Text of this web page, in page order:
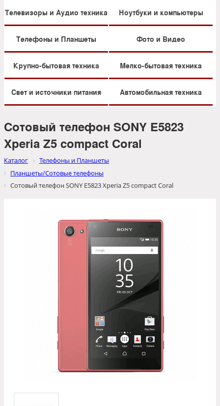
Телевизоры и Аудио техника Ноутбуки и компьютеры
Телефоны и Планшеты Фото и Видео
Крупно-бытовая техника Мелко-бытовая техника
Свет и источники питания Автомобильная техника
Сотовый телефон SONY E5823
Xperia Z5 compact Coral
Каталог
Телефоны и Планшеты
Планшеты/Сотовые телефоны
Сотовый телефон SONY E5823 Xperia Z5 compact Coral